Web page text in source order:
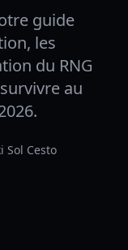
guide
les
du RNG
au
Sol Cesto